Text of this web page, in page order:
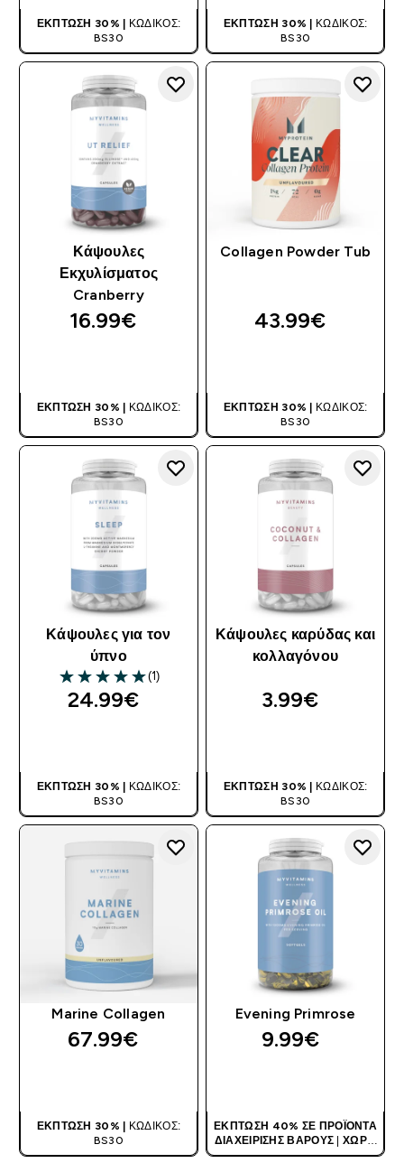
ΈΚΠΤΩΣΗ 30% |
ΚΩΔΙΚΌΣ:
BS30
ΈΚΠΤΩΣΗ 30% |
ΚΩΔΙΚΌΣ:
BS30
Κάψουλες
Εκχυλίσματος
Cranberry
16.99€‎
ΈΚΠΤΩΣΗ 30% | ΚΩΔΙΚΌΣ:
BS30
Collagen Powder Tub
43.99€‎
ΈΚΠΤΩΣΗ 30% | ΚΩΔΙΚΌΣ:
BS30
Κάψουλες για τον
ύπνο
5 out of 5 stars
(1)
24.99€‎
ΈΚΠΤΩΣΗ 30% | ΚΩΔΙΚΌΣ:
BS30
Κάψουλες καρύδας και
κολλαγόνου
3.99€‎
ΈΚΠΤΩΣΗ 30% | ΚΩΔΙΚΌΣ:
BS30
Marine Collagen
67.99€‎
ΈΚΠΤΩΣΗ 30% |
ΚΩΔΙΚΌΣ:
BS30
Evening Primrose
9.99€‎
ΈΚΠΤΩΣΗ 40% ΣΕ ΠΡΟΪΌΝΤΑ
ΔΙΑΧΕΊΡΙΣΗΣ ΒΆΡΟΥΣ
ΧΩΡΊΣ
ΚΩΔΙΚΌ